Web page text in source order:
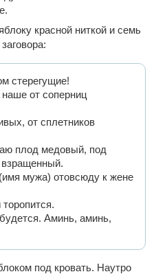
красной ниткой и семь
стерегущие!
от соперниц
от сплетников
плод медовый, под
мужа) отовсюду к жене
Аминь, аминь,
под кровать. Наутро